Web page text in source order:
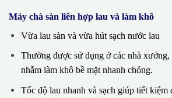
Máy chà sàn liên hợp lau và làm khô
Vừa lau sàn và vừa hút sạch nước lau
Thường được sử dụng ở các nhà xưởng,
nhằm làm khô bề mặt nhanh chóng.
Tốc độ lau nhanh và sạch giúp tiết